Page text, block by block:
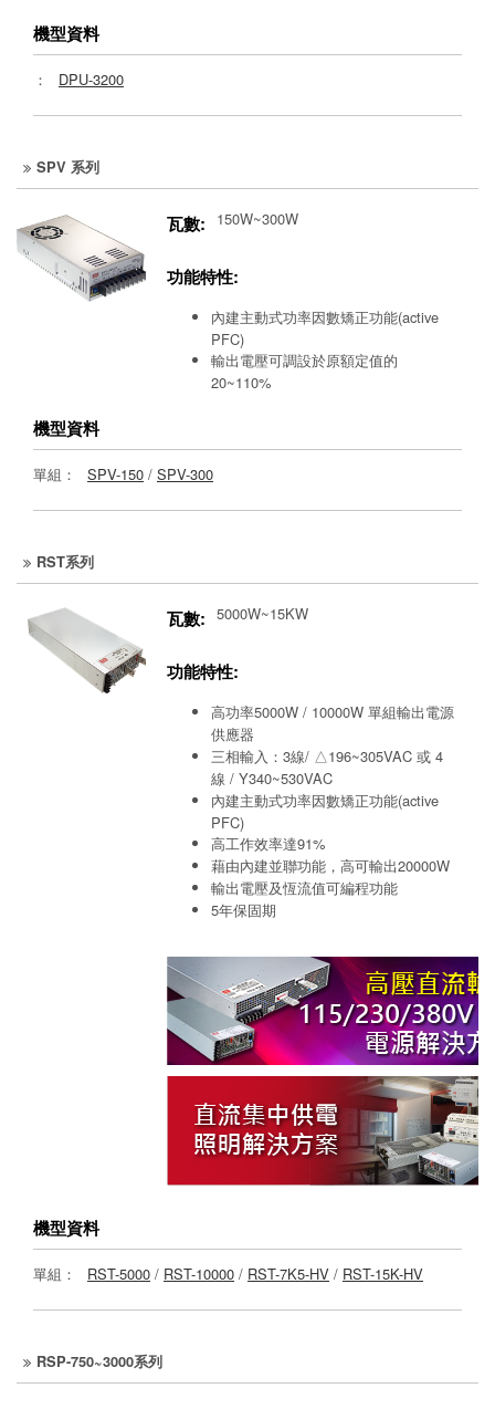
機型資料
： DPU-3200
SPV 系列
瓦數: 150W~300W
功能特性:
內建主動式功率因數矯正功能(active
PFC)
輸出電壓可調設於原額定值的
20~110%
機型資料
單組： SPV-150 / SPV-300
RST系列
瓦數: 5000W~15KW
功能特性:
高功率5000W / 10000W 單組輸出電源
供應器
三相輸入：3線/ △196~305VAC 或 4
線 / Y340~530VAC
內建主動式功率因數矯正功能(active
PFC)
高工作效率達91%
藉由內建並聯功能，高可輸出20000W
輸出電壓及恆流值可編程功能
5年保固期
機型資料
單組： RST-5000 / RST-10000 / RST-7K5-HV / RST-15K-HV
RSP-750~3000系列